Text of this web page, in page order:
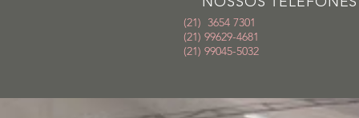
(21) 3654 7301
​(21) 99629-4681
​(21) 99045-5032